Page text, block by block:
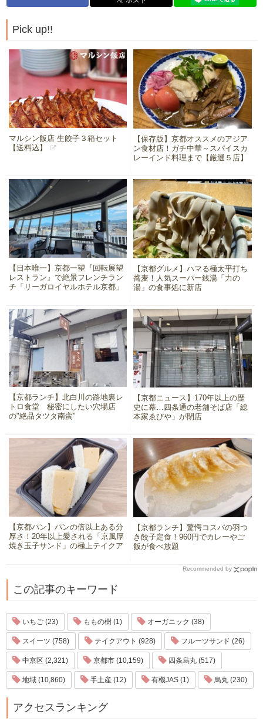
Pick up!!
マルシン飯店 生餃子３箱セット
【送料込】
【保存版】京都オススメのアジア
ン食材店！ガチ中華～スパイスカ
レーインド料理まで【厳選５店】
【日本唯一】京都一望『回転展望
レストラン』で絶景フレンチラン
チ「リーガロイヤルホテル京都」
【京都グルメ】ハマる極太平打ち
蕎麦！人気スーパー銭湯「力の
湯」の食事処に新店
【京都ランチ】北白川の路地裏レ
トロ食堂 秘密にしたい穴場店
の"絶品タツタ南蛮"
【京都ニュース】170年以上の歴
史に幕…四条通の老舗そば店「総
本家ゑびや」が閉店
【京都パン】パンの倍以上ある分
厚さ！20年以上愛される「京風厚
焼き玉子サンド」の極上テイクア
【京都ランチ】驚愕コスパの羽つ
き餃子定食！960円でカレーやご
飯が食べ放題
Recommended by
この記事のキーワード
いちご (23) ももの樹 (1) オーガニック (38)
スイーツ (758) テイクアウト (928) フルーツサンド (26)
中京区 (2,321) 京都市 (10,159) 四条烏丸 (517)
地域 (10,860) 手土産 (12) 有機JAS (1) 烏丸 (230)
アクセスランキング